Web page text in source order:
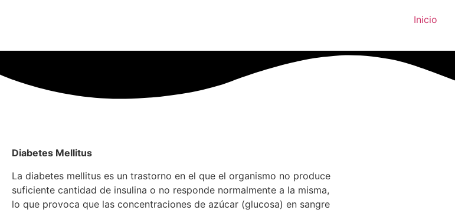
Inicio
Diabetes Mellitus
La diabetes mellitus es un trastorno en el que el organismo no produce
suficiente cantidad de insulina o no responde normalmente a la misma,
lo que provoca que las concentraciones de azúcar (glucosa) en sangre